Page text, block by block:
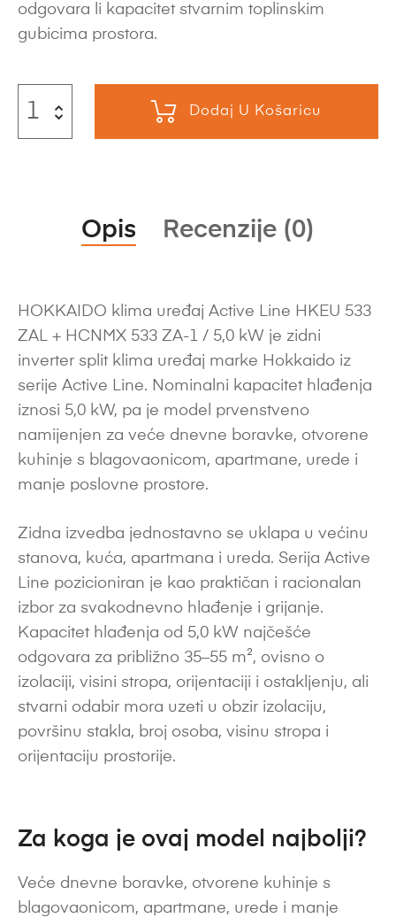
odgovara li kapacitet stvarnim toplinskim
gubicima prostora.
Dodaj U Košaricu
Opis Recenzije (0)
HOKKAIDO klima uređaj Active Line HKEU 533
ZAL + HCNMX 533 ZA-1 / 5,0 kW je zidni
inverter split klima uređaj marke Hokkaido iz
serije Active Line. Nominalni kapacitet hlađenja
iznosi 5,0 kW, pa je model prvenstveno
namijenjen za veće dnevne boravke, otvorene
kuhinje s blagovaonicom, apartmane, urede i
manje poslovne prostore.
Zidna izvedba jednostavno se uklapa u većinu
stanova, kuća, apartmana i ureda. Serija Active
Line pozicioniran je kao praktičan i racionalan
izbor za svakodnevno hlađenje i grijanje.
Kapacitet hlađenja od 5,0 kW najčešće
odgovara za približno 35–55 m², ovisno o
izolaciji, visini stropa, orijentaciji i ostakljenju, ali
stvarni odabir mora uzeti u obzir izolaciju,
površinu stakla, broj osoba, visinu stropa i
orijentaciju prostorije.
Za koga je ovaj model najbolji?
Veće dnevne boravke, otvorene kuhinje s
blagovaonicom, apartmane, urede i manje